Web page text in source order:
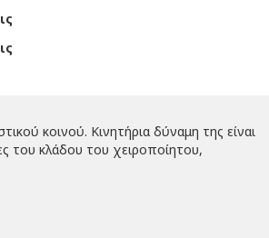
κοινού. Κινητήρια δύναμη της είναι
του κλάδου του χειροποίητου,